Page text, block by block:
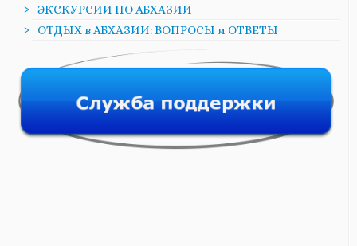
ЭКСКУРСИИ ПО АБХАЗИИ
ОТДЫХ в АБХАЗИИ: ВОПРОСЫ и ОТВЕТЫ